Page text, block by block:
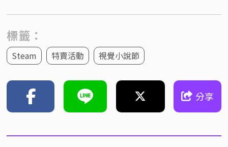
標籤：
Steam 特賣活動 視覺小說節
分享